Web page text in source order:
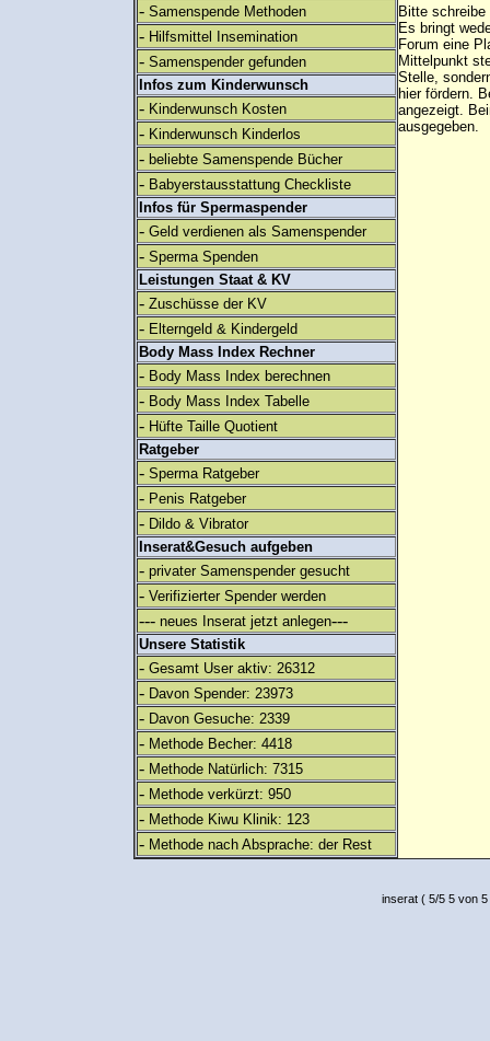
- Samenspende Methoden
- Hilfsmittel Insemination
- Samenspender gefunden
Infos zum Kinderwunsch
- Kinderwunsch Kosten
- Kinderwunsch Kinderlos
- beliebte Samenspende Bücher
- Babyerstausstattung Checkliste
Infos für Spermaspender
- Geld verdienen als Samenspender
- Sperma Spenden
Leistungen Staat & KV
- Zuschüsse der KV
- Elterngeld & Kindergeld
Body Mass Index Rechner
- Body Mass Index berechnen
- Body Mass Index Tabelle
- Hüfte Taille Quotient
Ratgeber
- Sperma Ratgeber
- Penis Ratgeber
- Dildo & Vibrator
Inserat&Gesuch aufgeben
- privater Samenspender gesucht
- Verifizierter Spender werden
--- neues Inserat jetzt anlegen---
Unsere Statistik
- Gesamt User aktiv: 26312
- Davon Spender: 23973
- Davon Gesuche: 2339
- Methode Becher: 4418
- Methode Natürlich: 7315
- Methode verkürzt: 950
- Methode Kiwu Klinik: 123
- Methode nach Absprache: der Rest
Bitte
Es bringt
Forum eine
Mittelpunkt
Stelle,
hier fördern.
angezeigt.
ausgegeben.
inserat( 5/5 5 von 5